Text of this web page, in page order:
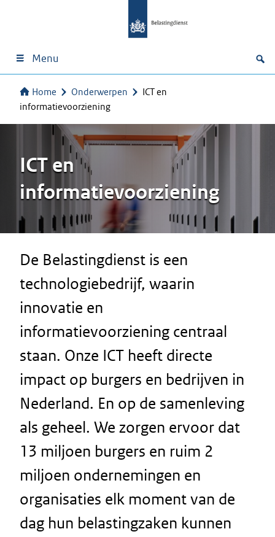
Menu
Home Onderwerpen
ICT en
informatievoorziening
ICT en
informatievoorziening
De Belastingdienst is een
technologiebedrijf, waarin
innovatie en
informatievoorziening centraal
staan. Onze ICT heeft directe
impact op burgers en bedrijven in
Nederland. En op de samenleving
als geheel. We zorgen ervoor dat
13 miljoen burgers en ruim 2
miljoen ondernemingen en
organisaties elk moment van de
dag hun belastingzaken kunnen